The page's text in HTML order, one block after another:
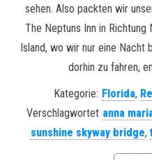
sehen. Also packten wir
The Neptuns Inn in
Island, wo wir nur eine
dorhin zu fahren,
Kategorie: Florida,
Verschlagwortet anna
sunshine skyway bridge,